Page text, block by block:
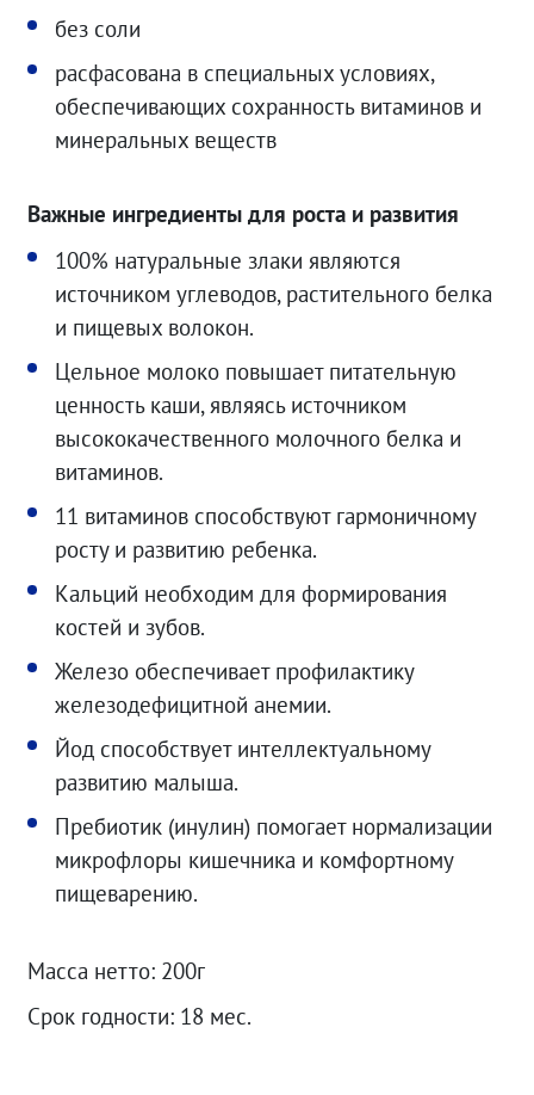
без соли
расфасована в специальных условиях,
обеспечивающих сохранность витаминов и
минеральных веществ
Важные ингредиенты для роста и развития
100% натуральные злаки являются
источником углеводов, растительного белка
и пищевых волокон.
Цельное молоко повышает питательную
ценность каши, являясь источником
высококачественного молочного белка и
витаминов.
11 витаминов способствуют гармоничному
росту и развитию ребенка.
Кальций необходим для формирования
костей и зубов.
Железо обеспечивает профилактику
железодефицитной анемии.
Йод способствует интеллектуальному
развитию малыша.
Пребиотик (инулин) помогает нормализации
микрофлоры кишечника и комфортному
пищеварению.
Масса нетто: 200г
Срок годности: 18 мес.